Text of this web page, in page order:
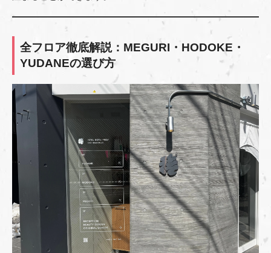
全フロア徹底解説：MEGURI・HODOKE・
YUDANEの選び方